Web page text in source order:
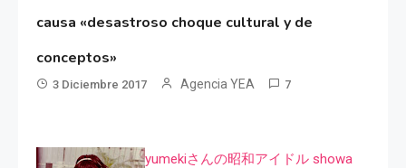
causa «desastroso choque cultural y de
conceptos»
3 Diciembre 2017 Agencia YEA 7
yumekiさんの昭和アイドル showa